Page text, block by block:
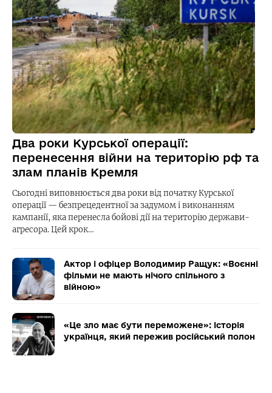
Два роки Курської операції:
перенесення війни на територію рф та
злам планів Кремля
Сьогодні виповнюється два роки від початку Курської
операції — безпрецедентної за задумом і виконанням
кампанії, яка перенесла бойові дії на територію держави-
агресора. Цей крок…
Актор і офіцер Володимир Ращук: «Воєнні
фільми не мають нічого спільного з
війною»
«Це зло має бути переможене»: історія
українця, який пережив російський полон